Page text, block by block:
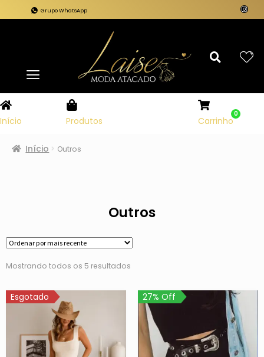
Grupo WhatsApp
Início Produtos Carrinho
0
Início Outros
Outros
Mostrando todos os 5 resultados
Esgotado 27% Off